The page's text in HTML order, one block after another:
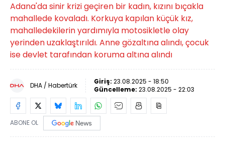
Adana'da sinir krizi geçiren bir kadın, kızını bıçakla
mahallede kovaladı. Korkuya kapılan küçük kız,
mahalledekilerin yardımıyla motosikletle olay
yerinden uzaklaştırıldı. Anne gözaltına alındı, çocuk
ise devlet tarafından koruma altına alındı
DHA / Habertürk Giriş: 23.08.2025 - 18:50
Güncelleme: 23.08.2025 - 22:03
ABONE OL